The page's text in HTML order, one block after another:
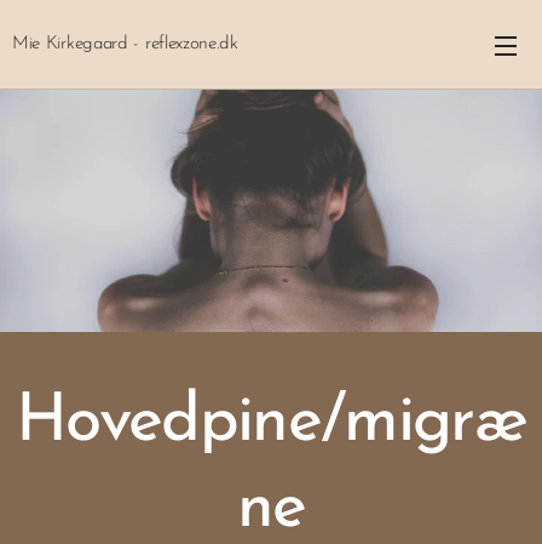
Mie Kirkegaard - reflexzone.dk
Hovedpine/migræ
ne